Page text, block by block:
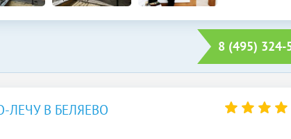
8 (495) 324-
ЛЕЧУ В БЕЛЯЕВО